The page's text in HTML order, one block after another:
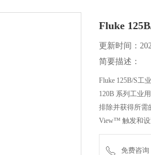
Fluke
更新时间：
简要描述：
Fluke 125B/S工
120B 系列工业
排除并获得所需
View™ 触发和设
示波表能够通过
免费咨询